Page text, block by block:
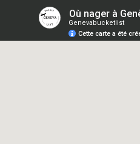
Où nager à
Genevabucketlist
Cette carte a été